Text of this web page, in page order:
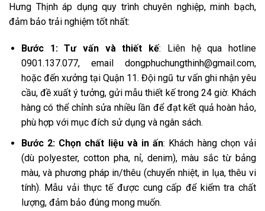
Hưng Thịnh áp dụng quy trình chuyên nghiệp, minh bạch,
đảm bảo trải nghiệm tốt nhất:
Bước 1: Tư vấn và thiết kế: Liên hệ qua hotline
0901.137.077, email dongphuchungthinh@gmail.com,
hoặc đến xưởng tại Quận 11. Đội ngũ tư vấn ghi nhận yêu
cầu, đề xuất ý tưởng, gửi mẫu thiết kế trong 24 giờ. Khách
hàng có thể chỉnh sửa nhiều lần để đạt kết quả hoàn hảo,
phù hợp với mục đích sử dụng và ngân sách.
Bước 2: Chọn chất liệu và in ấn: Khách hàng chọn vải
(dù polyester, cotton pha, nỉ, denim), màu sắc từ bảng
màu, và phương pháp in/thêu (chuyển nhiệt, in lụa, thêu vi
tính). Mẫu vải thực tế được cung cấp để kiểm tra chất
lượng, đảm bảo đúng mong muốn.